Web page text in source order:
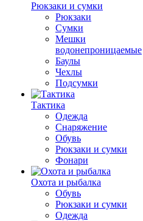
Рюкзаки и сумки
Рюкзаки
Сумки
Мешки
водонепроницаемые
Баулы
Чехлы
Подсумки
Тактика
Одежда
Снаряжение
Обувь
Рюкзаки и сумки
Фонари
Охота и рыбалка
Обувь
Рюкзаки и сумки
Одежда